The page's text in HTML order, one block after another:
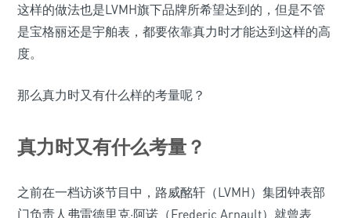
这样的做法也是LVMH旗下品牌所希望达到的，但是不管
是宝格丽还是宇舶表，都要依靠真力时才能达到这样的高
度。
那么真力时又有什么样的考量呢？
真力时又有什么考量？
之前在一档访谈节目中，路威酩轩（LVMH）集团钟表部
门负责人弗雷德里克·阿诺（Frederic Arnault）就曾表